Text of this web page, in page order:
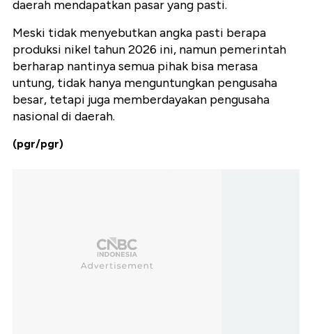
daerah mendapatkan pasar yang pasti.
Meski tidak menyebutkan angka pasti berapa
produksi nikel tahun 2026 ini, namun pemerintah
berharap nantinya semua pihak bisa merasa
untung, tidak hanya menguntungkan pengusaha
besar, tetapi juga memberdayakan pengusaha
nasional di daerah.
(pgr/pgr)